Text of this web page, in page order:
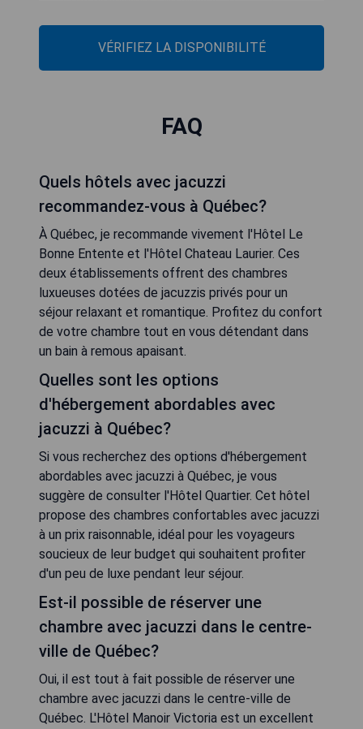
VÉRIFIEZ LA DISPONIBILITÉ
FAQ
Quels hôtels avec jacuzzi
recommandez-vous à Québec?
À Québec, je recommande vivement l'Hôtel Le
Bonne Entente et l'Hôtel Chateau Laurier. Ces
deux établissements offrent des chambres
luxueuses dotées de jacuzzis privés pour un
séjour relaxant et romantique. Profitez du confort
de votre chambre tout en vous détendant dans
un bain à remous apaisant.
Quelles sont les options
d'hébergement abordables avec
jacuzzi à Québec?
Si vous recherchez des options d'hébergement
abordables avec jacuzzi à Québec, je vous
suggère de consulter l'Hôtel Quartier. Cet hôtel
propose des chambres confortables avec jacuzzi
à un prix raisonnable, idéal pour les voyageurs
soucieux de leur budget qui souhaitent profiter
d'un peu de luxe pendant leur séjour.
Est-il possible de réserver une
chambre avec jacuzzi dans le centre-
ville de Québec?
Oui, il est tout à fait possible de réserver une
chambre avec jacuzzi dans le centre-ville de
Québec. L'Hôtel Manoir Victoria est un excellent